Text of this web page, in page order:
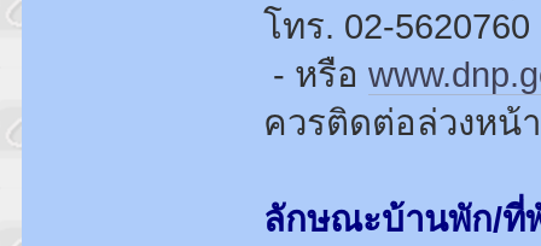
โทร. 02-
- หรือ
ควรติดต่อล่วงหน้
ลักษณะบ้านพัก/ที่